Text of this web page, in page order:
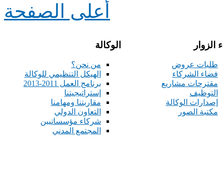
أعلى الصفحة
الوكالة
من نحن؟
الهيكل التنظيمي للوكالة
برنامج العمل 2011-2013
إستراتيجيتنا
مقاربتنا ومهامنا
التعاون الدولي
شركاء مؤسساتيين
المجتمع المدني
الزوار
طلبات عروض
فضاء الشركاء
مقترحات مشاريع
التوظيف
إصدارات الوكالة
مكتبة الصور